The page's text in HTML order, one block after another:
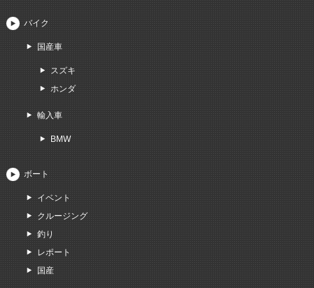
バイク
国産車
スズキ
ホンダ
輸入車
BMW
ボート
イベント
クルージング
釣り
レポート
国産